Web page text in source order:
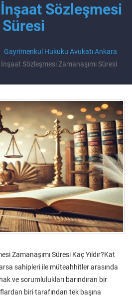
İnşaat Sözleşmesi
Süresi
Gayrimenkul Hukuku Avukatı Ankara
İnşaat Sözleşmesi Zamanaşımı Süresi
Zamanaşımı Süresi Kaç Yıldır?Kat
sahipleri ile müteahhitler arasında
ve sorumlulukları barındıran bir
biri tarafından tek başına